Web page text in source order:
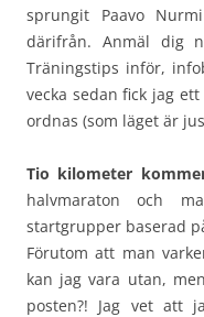
sprungit Paavo
därifrån. Anmäl dig
Träningstips inför,
vecka sedan fick jag
ordnas (som läget är
Tio kilometer
halvmaraton och
startgrupper baserad
Förutom att man
kan jag vara utan,
posten?! Jag vet att